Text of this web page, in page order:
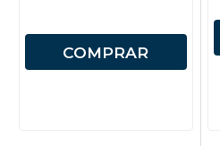
COMPRAR